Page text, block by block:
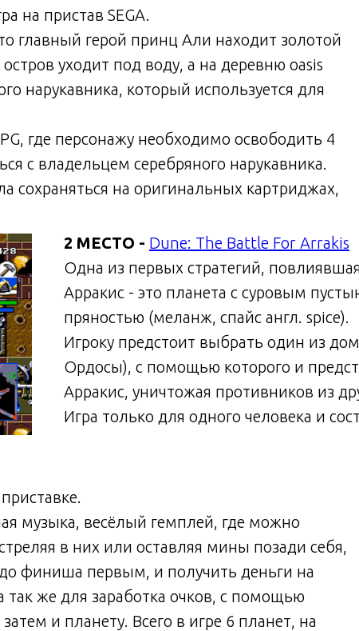
на пристав SEGA.
главный герой принц Али находит золотой
уходит под воду, а на деревню oasis
нарукавника, который используется для
где персонажу необходимо освободить 4
с владельцем серебряного нарукавника.
сохраняться на оригинальных картриджах,
2 МЕСТО - Dune: The Battle For Arrakis
Одна из первых стратегий,
Арракис - это планета с суровым
пряностью (меланж, спайс англ. spice).
Игроку предстоит выбрать один из
Ордосы), с помощью которого и
Арракис, уничтожая противников из
Игра только для одного человека и
музыка, весёлый гемплей, где можно
в них или оставляя мины позади себя,
до финиша первым, и получить деньги на
же для заработка очков, с помощью
и планету. Всего в игре 6 планет, на